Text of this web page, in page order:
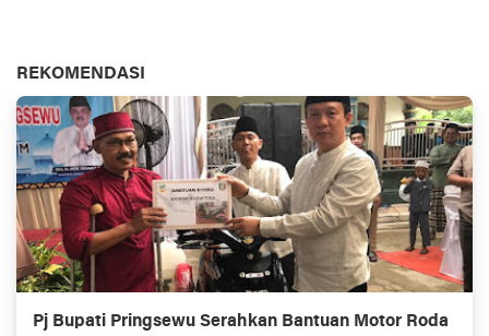
REKOMENDASI
Pj Bupati Pringsewu Serahkan Bantuan Motor Roda